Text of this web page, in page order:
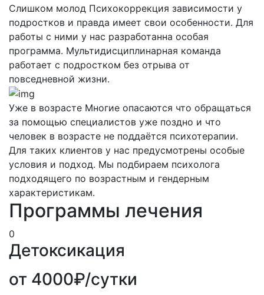
Слишком молод Психокоррекция зависимости у
подростков и правда имеет свои особенности. Для
работы с ними у нас разработанна особая
программа. Мультидисциплинарная команда
работает с подростком без отрыва от
повседневной жизни.
Уже в возрасте Многие опасаются что обращаться
за помощью специалистов уже поздно и что
человек в возрасте не поддаётся психотерапии.
Для таких клиентов у нас предусмотрены особые
условия и подход. Мы подбираем психолога
подходящего по возрастным и гендерным
характеристикам.
Программы лечения
0
Детоксикация
от 4000₽/сутки